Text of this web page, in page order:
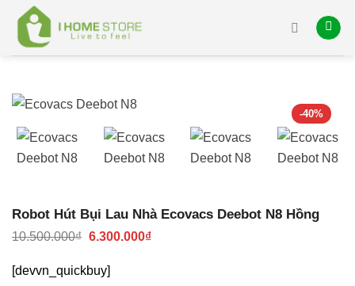
content
-40%
Robot Hút Bụi Lau Nhà Ecovacs Deebot N8 Hồng
10.500.000₫ Giá
10.500.000₫.
6.300.000₫Giá
[devvn_quickbuy]